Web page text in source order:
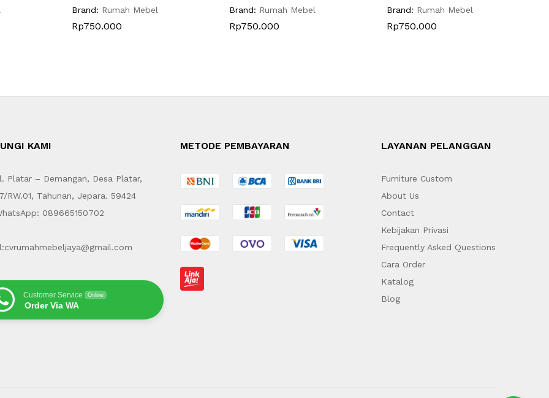
Brand: Rumah Mebel
Rp750.000
Brand: Rumah Mebel
Rp750.000
Brand: Rumah Mebel
Rp750.000
KAMI
Platar – Demangan, Desa Platar,
RW.01, Tahunan, Jepara. 59424
089665150702
Customer Service Online
Order Via WA
METODE PEMBAYARAN LAYANAN PELANGGAN
Furniture Custom
About Us
Contact
Kebijakan Privasi
Frequently Asked Questions
Cara Order
Katalog
Blog